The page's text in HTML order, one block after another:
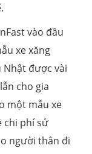
vào đầu
xe xăng
Nhật được vài
cho gia
một mẫu xe
chi phí sử
người thân đi